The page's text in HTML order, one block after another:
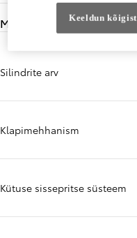
Mootor
Silindrite arv
Klapimehhanism
Kütuse sissepritse süsteem
Keeldun kõigist